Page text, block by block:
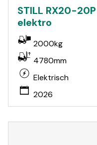
STILL RX20-
elektro
2000kg
4780mm
Elektrisch
2026